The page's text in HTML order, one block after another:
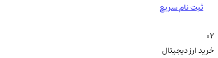
ثبت نام سریع
02
خرید ارز دیجیتال